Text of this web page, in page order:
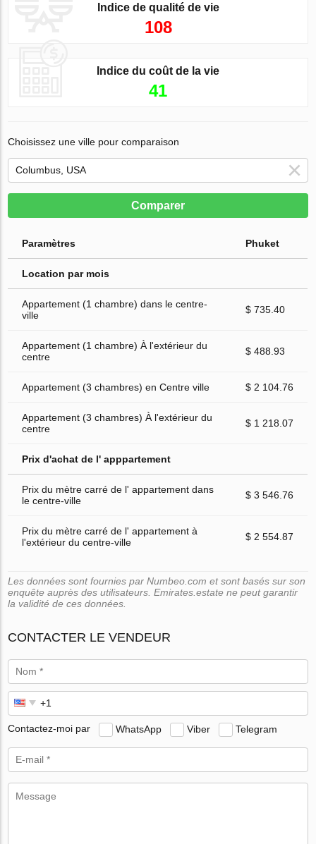
Indice de qualité de vie
108
Indice du coût de la vie
41
Choisissez une ville pour comparaison
Comparer
Paramètres Phuket
Location par mois
Appartement (1 chambre) dans le centre-
ville
$ 735.40
Appartement (1 chambre) À l'extérieur du
centre
$ 488.93
Appartement (3 chambres) en Centre ville $ 2 104.76
Appartement (3 chambres) À l'extérieur du
centre
$ 1 218.07
Prix d'achat de l' apppartement
Prix du mètre carré de l' appartement dans
le centre-ville
$ 3 546.76
Prix du mètre carré de l' appartement à
l'extérieur du centre-ville
$ 2 554.87
Les données sont fournies par Numbeo.com et sont basés sur son
enquête auprès des utilisateurs. Emirates.estate ne peut garantir
la validité de ces données.
CONTACTER LE VENDEUR
Contactez-moi par WhatsApp Viber Telegram